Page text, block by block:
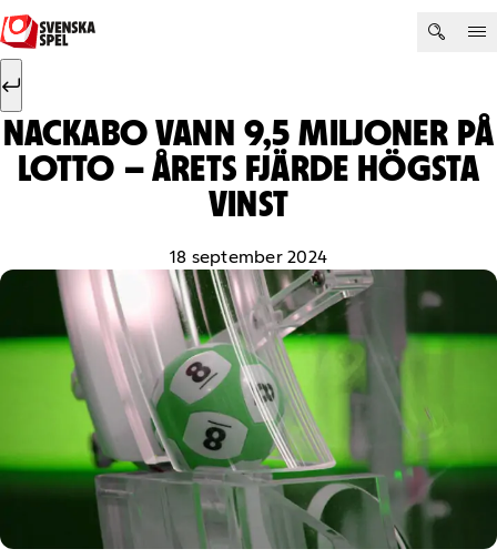
Hoppa till innehåll
Sök efter:
NACKABO VANN 9,5 MILJONER PÅ
LOTTO – ÅRETS FJÄRDE HÖGSTA
VINST
18 september 2024